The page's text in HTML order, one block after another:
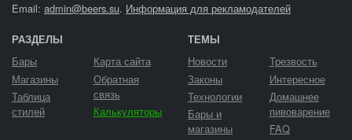
Email: admin@beers.su. Информация для рекламодателей
РАЗДЕЛЫ
Бары
Магазины
Таблица
стилей
Карта сайта
Обратная
связь
Калькуляторы
ТЕМЫ
Новости
Законы
Технологии
Бары и
магазины
Трезвость
Интересное
Домашнее
пивоварение
FAQ